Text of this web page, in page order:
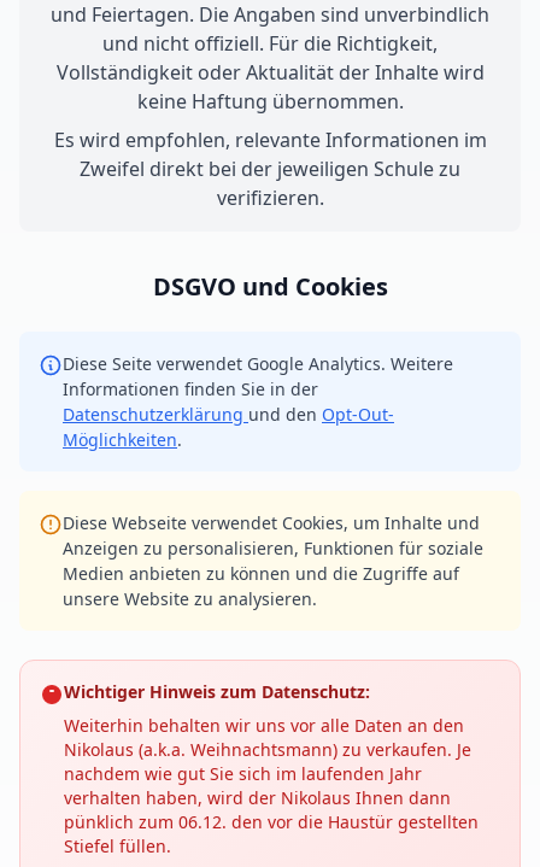
und Feiertagen. Die Angaben sind unverbindlich
und nicht offiziell. Für die Richtigkeit,
Vollständigkeit oder Aktualität der Inhalte wird
keine Haftung übernommen.
Es wird empfohlen, relevante Informationen im
Zweifel direkt bei der jeweiligen Schule zu
verifizieren.
DSGVO und Cookies
Diese Seite verwendet Google Analytics. Weitere
Informationen finden Sie in der
Datenschutzerklärung und den Opt-Out-
Möglichkeiten.
Diese Webseite verwendet Cookies, um Inhalte und
Anzeigen zu personalisieren, Funktionen für soziale
Medien anbieten zu können und die Zugriffe auf
unsere Website zu analysieren.
Wichtiger Hinweis zum Datenschutz:
Weiterhin behalten wir uns vor alle Daten an den
Nikolaus (a.k.a. Weihnachtsmann) zu verkaufen. Je
nachdem wie gut Sie sich im laufenden Jahr
verhalten haben, wird der Nikolaus Ihnen dann
pünklich zum 06.12. den vor die Haustür gestellten
Stiefel füllen.